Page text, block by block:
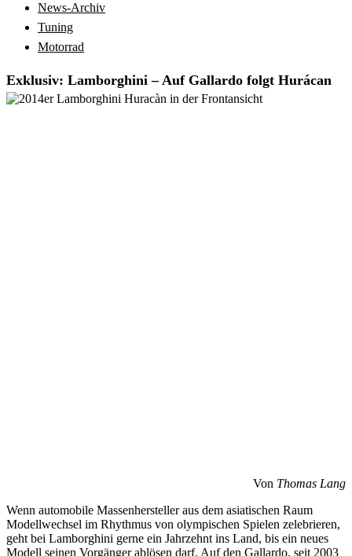
News-Archiv
Tuning
Motorrad
Exklusiv: Lamborghini – Auf Gallardo folgt Hurácan
Von Thomas Lang
Wenn automobile Massenhersteller aus dem asiatischen Raum
Modellwechsel im Rhythmus von olympischen Spielen zelebrieren,
geht bei Lamborghini gerne ein Jahrzehnt ins Land, bis ein neues
Modell seinen Vorgänger ablösen darf. Auf den Gallardo, seit 2003